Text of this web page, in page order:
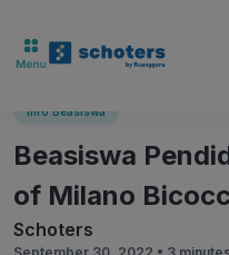
Info Beasiswa
Beasiswa
of Milano
Schoters